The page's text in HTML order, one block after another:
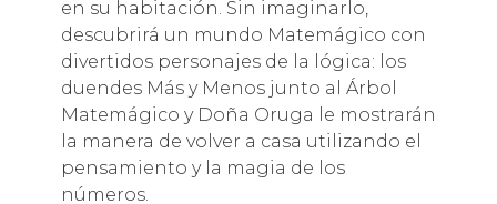
en su habitación. Sin imaginarlo,
descubrirá un mundo Matemágico con
divertidos personajes de la lógica: los
duendes Más y Menos junto al Árbol
Matemágico y Doña Oruga le mostrarán
la manera de volver a casa utilizando el
pensamiento y la magia de los
números.